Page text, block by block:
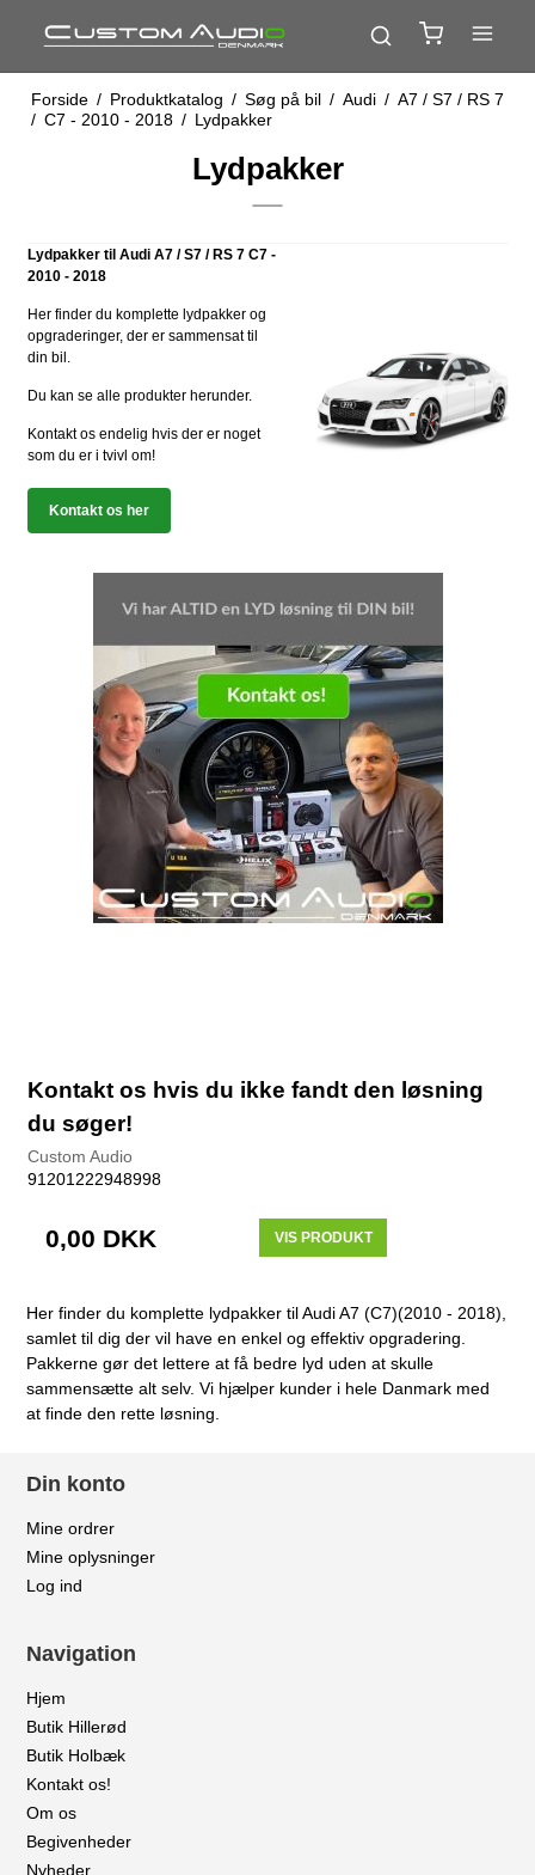
Forside / Produktkatalog / Søg på bil / Audi / A7 / S7 / RS 7
/ C7 - 2010 - 2018 / Lydpakker
Lydpakker
Lydpakker til Audi A7 / S7 / RS 7 C7 -
2010 - 2018
Her finder du komplette lydpakker og
opgraderinger, der er sammensat til
din bil.
Du kan se alle produkter herunder.
Kontakt os endelig hvis der er noget
som du er i tvivl om!
Kontakt os her
Kontakt os hvis du ikke fandt den løsning
du søger!
Custom Audio
91201222948998
0,00 DKK VIS PRODUKT
Her finder du komplette lydpakker til Audi A7 (C7)(2010 - 2018),
samlet til dig der vil have en enkel og effektiv opgradering.
Pakkerne gør det lettere at få bedre lyd uden at skulle
sammensætte alt selv. Vi hjælper kunder i hele Danmark med
at finde den rette løsning.
Din konto
Mine ordrer
Mine oplysninger
Log ind
Navigation
Hjem
Butik Hillerød
Butik Holbæk
Kontakt os!
Om os
Begivenheder
Nyheder